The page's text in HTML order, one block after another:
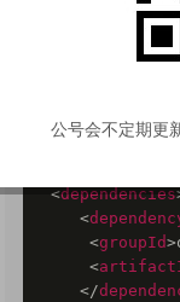
<
<dependencies
<
<groupId>
<
</
公号会不定期更